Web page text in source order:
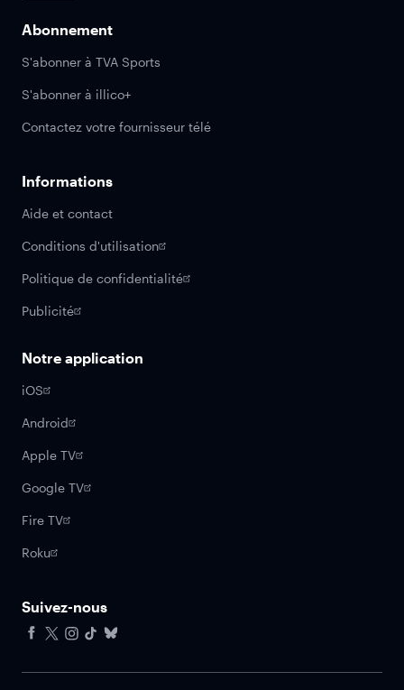
Abonnement
S'abonner à TVA Sports
S'abonner à illico+
Contactez votre fournisseur télé
Informations
Aide et contact
Conditions d'utilisation
Politique de confidentialité
Publicité
Notre application
iOS
Android
Apple TV
Google TV
Fire TV
Roku
Suivez-nous